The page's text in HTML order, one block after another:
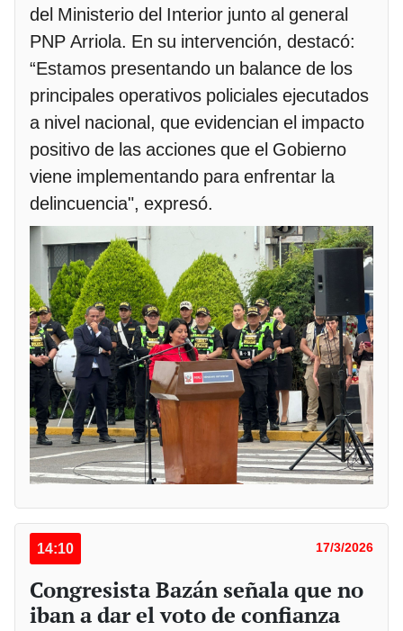
del Ministerio del Interior junto al general
PNP Arriola. En su intervención, destacó:
“Estamos presentando un balance de los
principales operativos policiales ejecutados
a nivel nacional, que evidencian el impacto
positivo de las acciones que el Gobierno
viene implementando para enfrentar la
delincuencia", expresó.
14:10 17/3/2026
Congresista Bazán señala que no
iban a dar el voto de confianza